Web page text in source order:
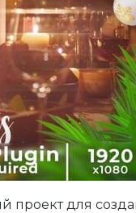
проект для